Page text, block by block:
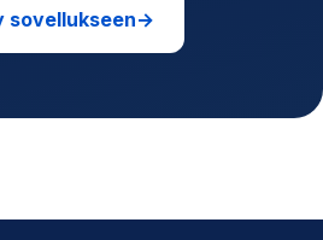
sovellukseen→